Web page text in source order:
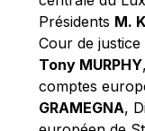
Philippe
Pierre
Richard
Robert
Robert
Présidents M.
Cour de
Tony MURPHY
comptes
GRAMEGNA,